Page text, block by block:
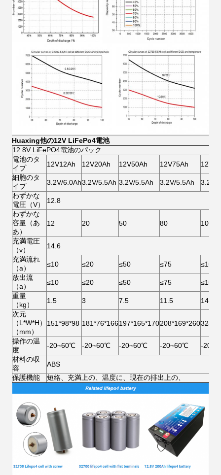
Huaxing他の12V LiFePo4電池
12.8V LiFePO4電池のパック
電池のタ
イプ
12V12Ah 12V20Ah 12V50Ah 12V75Ah
細胞のタ
イプ
3.2V/6.0Ah3.2V/5.5Ah 3.2V/5.5Ah 3.2V/5.5Ah
3.2V/
わずかな
電圧（V）
12.8
わずかな
容量（あ
あ）
12 20 50 80 100
充満電圧
（v）
14.6
充満流れ
（a）
≤10 ≤20 ≤50 ≤75
≤100
放出流
（a）
≤10 ≤20 ≤50 ≤75
≤100
重量
（kg）
1.5 3 7.5 11.5
14
次元
（L*W*H）
（mm）
151*98*98 181*76*166197*165*170208*169*260
操作の温
度
-20~60℃ -20~60℃ -20~60℃ -20~60℃
-
材料の収
容
ABS
保護機能
短絡、充満上の、温度に、現在の排出上の、